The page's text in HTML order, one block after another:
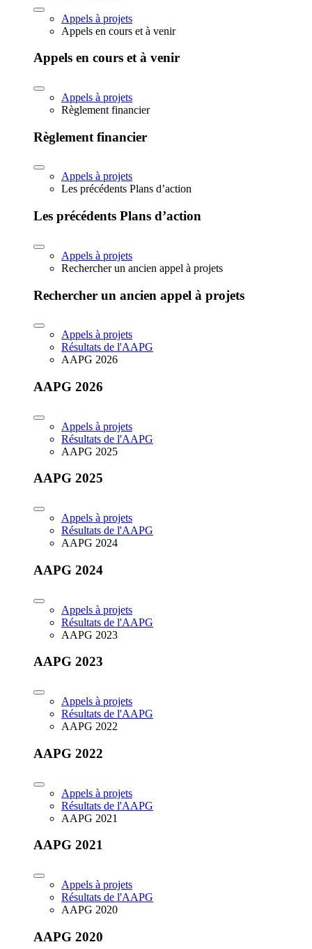
Appels à projets
Appels en cours et à venir
Appels en cours et à venir
Appels à projets
Règlement financier
Règlement financier
Appels à projets
Les précédents Plans d’action
Les précédents Plans d’action
Appels à projets
Rechercher un ancien appel à projets
Rechercher un ancien appel à projets
Appels à projets
Résultats de l'AAPG
AAPG 2026
AAPG 2026
Appels à projets
Résultats de l'AAPG
AAPG 2025
AAPG 2025
Appels à projets
Résultats de l'AAPG
AAPG 2024
AAPG 2024
Appels à projets
Résultats de l'AAPG
AAPG 2023
AAPG 2023
Appels à projets
Résultats de l'AAPG
AAPG 2022
AAPG 2022
Appels à projets
Résultats de l'AAPG
AAPG 2021
AAPG 2021
Appels à projets
Résultats de l'AAPG
AAPG 2020
AAPG 2020